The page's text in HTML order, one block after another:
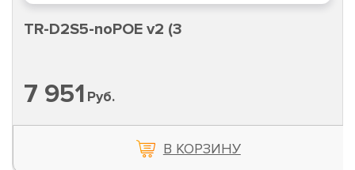
TR-D2S5-noPOE v2 (3
7 951 Руб.
В КОРЗИНУ